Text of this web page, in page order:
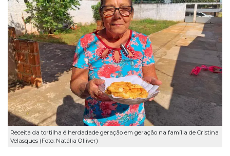
Receita da tortilha é herdadade geração em geração na família de Cristina
Velasques (Foto: Natália Olliver)